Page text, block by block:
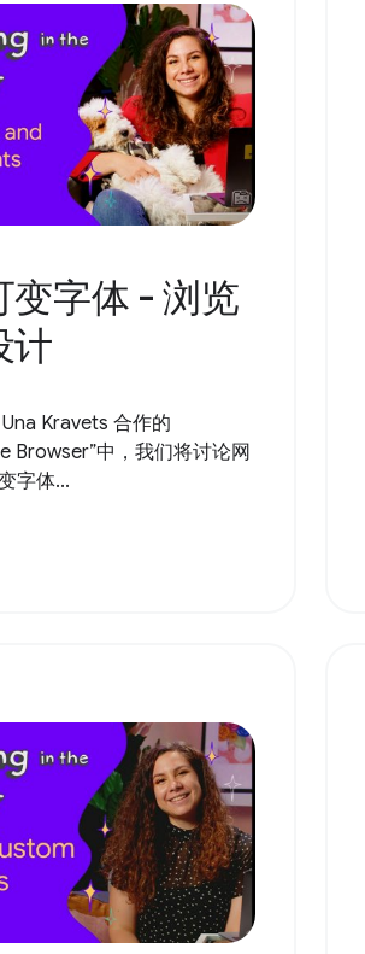
变字体 - 浏览
计
Kravets 合作的
Browser”中，我们将讨论网
字体...